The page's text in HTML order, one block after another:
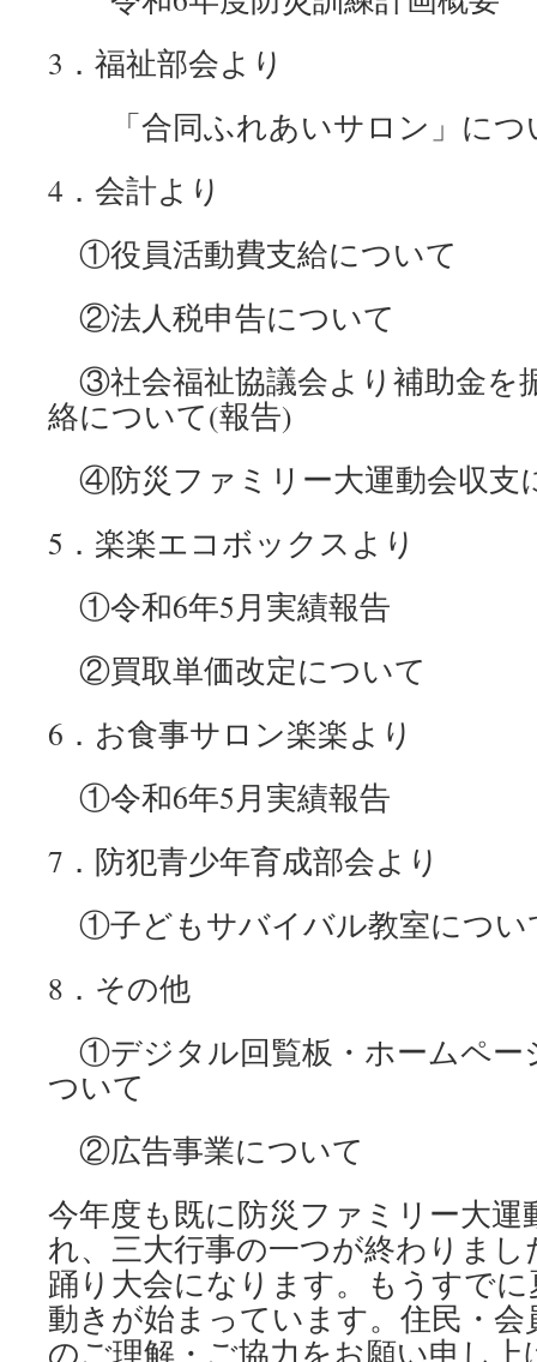
3．福祉部会より
「合同ふれあいサロン」につ
4．会計より
①役員活動費支給について
②法人税申告について
③社会福祉協議会より補助金を
絡について(報告)
④防災ファミリー大運動会収支
5．楽楽エコボックスより
①令和6年5月実績報告
②買取単価改定について
6．お食事サロン楽楽より
①令和6年5月実績報告
7．防犯青少年育成部会より
①子どもサバイバル教室につい
8．その他
①デジタル回覧板・ホームペー
ついて
②広告事業について
今年度も既に防災ファミリー大運
れ、三大行事の一つが終わりま
踊り大会になります。もうすで
動きが始まっています。住民・
のご理解・ご協力をお願い申し上